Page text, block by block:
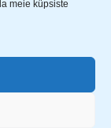
meie küpsiste
sahtlisse.